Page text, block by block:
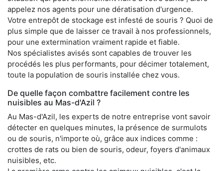
appelez nos agents pour une dératisation d'urgence.
Votre entrepôt de stockage est infesté de souris ? Quoi de
plus simple que de laisser ce travail à nos professionnels,
pour une extermination vraiment rapide et fiable.
Nos spécialistes avisés sont capables de trouver les
procédés les plus performants, pour décimer totalement,
toute la population de souris installée chez vous.
De quelle façon combattre facilement contre les
nuisibles au Mas-d'Azil ?
Au Mas-d'Azil, les experts de notre entreprise vont savoir
détecter en quelques minutes, la présence de surmulots
ou de souris, n'importe où, grâce aux indices comme :
crottes de rats ou bien de souris, odeur, foyers d'animaux
nuisibles, etc.